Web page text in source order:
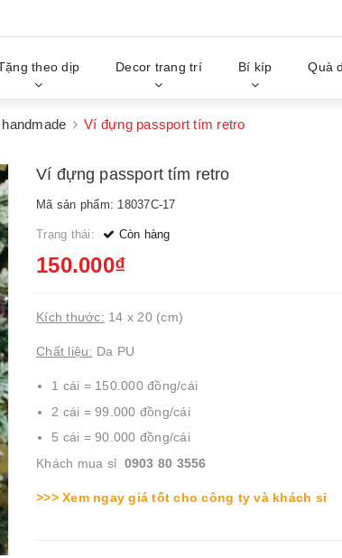
theo dịp Decor trang trí Bí kíp Quà
Ví đựng passport tím retro
Ví đựng passport tím retro
Mã sản phẩm: 18037C-17
Trạng thái: Còn hàng
150.000₫
Kích thước: 14 x 20 (cm)
Chất liệu: Da PU
1 cái = 150.000 đồng/cái
2 cái = 99.000 đồng/cái
5 cái = 90.000 đồng/cái
Khách mua sỉ 0903 80 3556
>>> Xem ngay giá tốt cho công ty và khách sỉ